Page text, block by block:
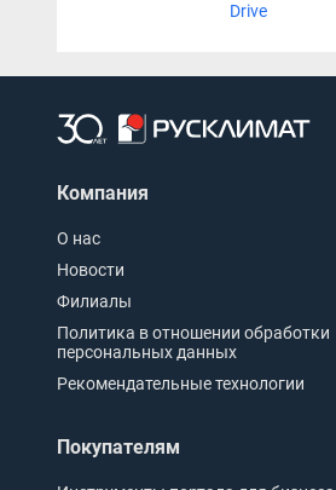
Drive
Компания
О нас
Новости
Филиалы
Политика в отношении обработки
персональных данных
Рекомендательные технологии
Покупателям